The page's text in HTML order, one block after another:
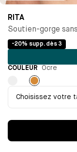
RITA
Soutien-gorge
-20% supp. dès 3
COULEUR
Ocre
Vieux
rose
Ocre
Choisissez votre